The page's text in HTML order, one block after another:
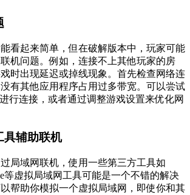
看起来简单，但在破解版本中，玩家可能
机问题。例如，连接不上其他玩家的房
时出现延迟或掉线现象。首先检查网络连
有其他应用程序占用过多带宽。可以尝试
行连接，或者通过调整游戏设置来优化网
具辅助联机
局域网联机，使用一些第三方工具如
等虚拟局域网工具可能是一个不错的解决
帮助你模拟一个虚拟局域网，即使你和其